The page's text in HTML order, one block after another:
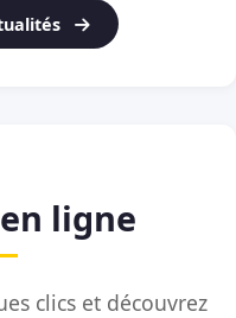
ligne
clics et découvrez